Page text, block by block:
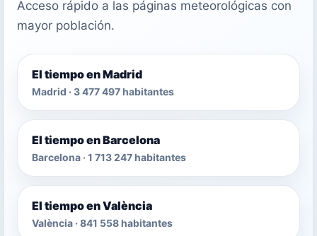
Acceso rápido a las páginas meteorológicas con
mayor población.
El tiempo en Madrid
Madrid · 3 477 497 habitantes
El tiempo en Barcelona
Barcelona · 1 713 247 habitantes
El tiempo en València
València · 841 558 habitantes